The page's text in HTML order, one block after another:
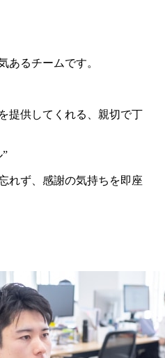
あるチームです。
提供してくれる、親切で丁
れず、感謝の気持ちを即座